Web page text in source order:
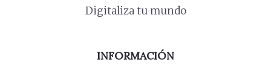
Digitaliza tu mundo
INFORMACIÓN